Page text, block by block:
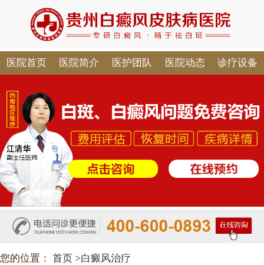
医院首页 医院简介 医护团队 医院动态 诊疗设备
您的位置： 首页 >白癜风治疗